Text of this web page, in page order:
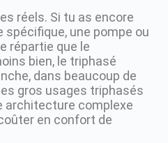
réels. Si tu as encore
spécifique, une pompe ou
répartie que le
bien, le triphasé
dans beaucoup de
gros usages triphasés
architecture complexe
en confort de